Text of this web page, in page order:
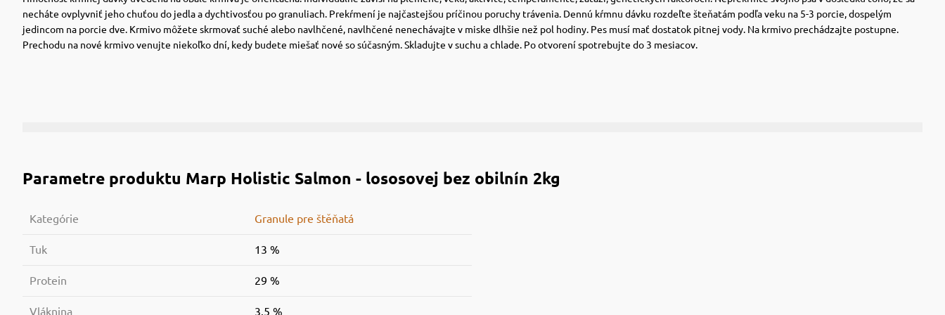
necháte ovplyvniť jeho chuťou do jedla a dychtivosťou po granuliach. Prekŕmení je najčastejšou príčinou poruchy trávenia. Dennú kŕmnu dávku rozdeľte šteňatám podľa veku na 5-3 porcie, dospelým
jedincom na porcie dve. Krmivo môžete skrmovať suché alebo navlhčené, navlhčené nenechávajte v miske dlhšie než pol hodiny. Pes musí mať dostatok pitnej vody. Na krmivo prechádzajte postupne.
Prechodu na nové krmivo venujte niekoľko dní, kedy budete miešať nové so súčasným. Skladujte v suchu a chlade. Po otvorení spotrebujte do 3 mesiacov.
Parametre produktu Marp Holistic Salmon - lososovej bez obilnín 2kg
Kategórie Granule pre štěňatá
Tuk 13 %
Protein 29 %
Vláknina 3.5 %